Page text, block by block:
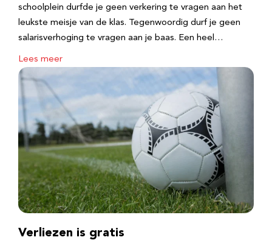
schoolplein durfde je geen verkering te vragen aan het
leukste meisje van de klas. Tegenwoordig durf je geen
salarisverhoging te vragen aan je baas. Een heel…
Lees meer
Verliezen is gratis